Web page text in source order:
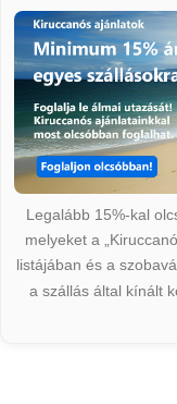
Legalább 15%-kal
melyeket a
listájában és a
a szállás által kínált